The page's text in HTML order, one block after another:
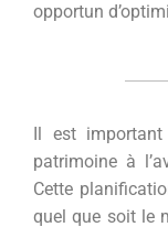
opportun
Il est
patrimoine à
Cette
quel que soit le